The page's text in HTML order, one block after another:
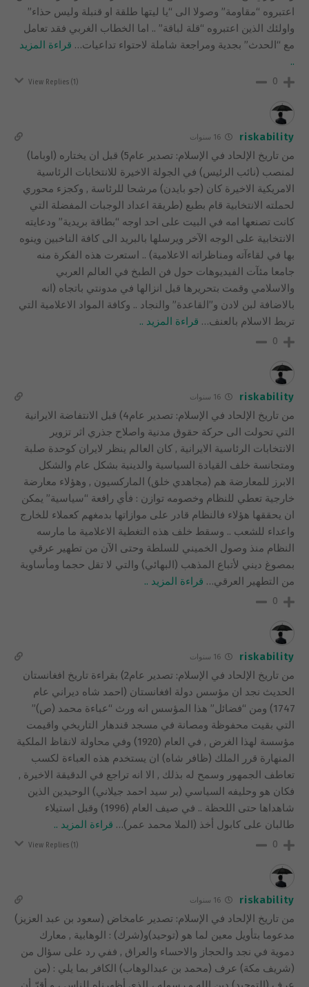
اعتبروه “مقاومة” وصولا الى “يا ليتها طلقة او قنبلة وليس حذاء”
واولئك الذين اعتبروه “قلة لباقة” .. اما الخطاب الغربي فقد تعامل
مع “الحدث” بجدية ومراجعة شاملة لاحتواء تداعيات… قراءة المزيد
..
0
View Replies (1)
riskability 16 سنوات
من تاريخ الإلحاد في الإسلام: تصدير عام5) قبل ان يختاره (اوباما)
لمنصب (نائب الرئيس) في الجولة الاخيرة للانتخابات الرئاسية
الامريكية الاخيرة كان (جو بايدن) مرشحا للرئاسة , وكجزء محوري
لحملته الانتخابية قام بطبع (طريقة اعداد الوجبات المفضلة التي
كانت تصنعها امه في البيت على احد اوجه “بطاقة بريدية” ودعايته
الانتخابية على الوجه الآخر ويرسلها بالبريد الى كافة الناخبين وينوه
بها في لقاءآته ومناظراته الاعلامية) .. استعرت هذه الفكرة منه
جامعا مئآت الفيديوهات حول فن الطبخ في العالم العربي
والاسلامي وقمت بتحريرها قبل انزالها في مدونتي باتجاه (انه
بالاضافة لبن لادن و”القاعدة” والنجاد .. وكافة المواد الاعلامية التي
تربط الاسلام بالعنف… قراءة المزيد ..
0
riskability 16 سنوات
من تاريخ الإلحاد في الإسلام: تصدير عام4) قبل الانتفاضة الايرانية
التي تحولت الى حركة حقوق مدنية واصلاح جذري اثر تزوير
الانتخابات الرئاسية الايرانية , كان العالم ينظر لايران كوحدة صلبة
ومتجانسة خلف القيادة السياسية والدينية بشكل عام والشكل
الابرز للمعارضة هم (مجاهدي خلق) الماركسيون , وهؤلاء معارضة
خارجية تعطي للنظام وخصومه توازن : فأي رافعة “سياسية” يمكن
ان يحققها هؤلاء فالنظام قادر على موازاتها بدمغهم كعملاء للخارج
واعداء للشعب .. وسقط خلف هذه التغطية الاعلامية ما مارسه
النظام منذ وصول الخميني للسلطة وحتى الآن من تطهير عرقي
بمصوغ ديني لأتباع المذهب (البهائي) والتي لا تقل حجما ومأساوية
من التطهير العرقي… قراءة المزيد ..
0
riskability 16 سنوات
من تاريخ الإلحاد في الإسلام: تصدير عام2) بقراءة تاريخ افغانستان
الحديث نجد ان مؤسس دولة افغانستان (احمد شاه ديراني عام
1747) ومن “فضائل” هذا المؤسس انه ورث “عباءة محمد (ص)”
التي بقيت محفوظة ومصانة في مسجد قندهار التاريخي واقيمت
مؤسسة لهذا الغرض , في العام (1920) وفي محاولة لانقاظ الملكية
المنهارة قرر الملك (ظافر شاه) ان يستخدم هذه العباءة لكسب
تعاطف الجمهور وسمح له بذلك , الا انه تراجع في الدقيقة الاخيرة ,
فكان هو وحليفه السياسي (بر سيد احمد جيلاني) الوحيدين الذين
شاهداها حتى اللحظة .. في صيف العام (1996) وقبل استيلاء
طالبان على كابول أخذ (الملا محمد عمر)… قراءة المزيد ..
0
View Replies (1)
riskability 16 سنوات
من تاريخ الإلحاد في الإسلام: تصدير عامخاض (سعود بن عبد العزيز)
مدعوما بتأويل معين لما هو (توحيد)و(شرك) : الوهابية , معارك
دموية في نجد والحجاز والاحساء والعراق , ففي رد على سؤال من
(شريف مكة) عرف (محمد بن عبدالوهاب) الكافر بما يلي : (من